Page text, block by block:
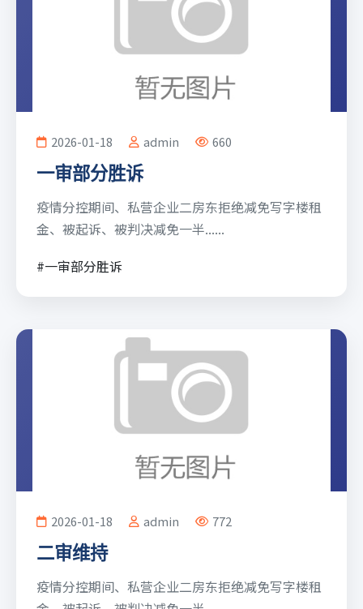
2026-01-18 admin 660
一审部分胜诉
疫情分控期间、私营企业二房东拒绝减免写字楼租
金、被起诉、被判决减免一半......
#一审部分胜诉
2026-01-18 admin 772
二审维持
疫情分控期间、私营企业二房东拒绝减免写字楼租